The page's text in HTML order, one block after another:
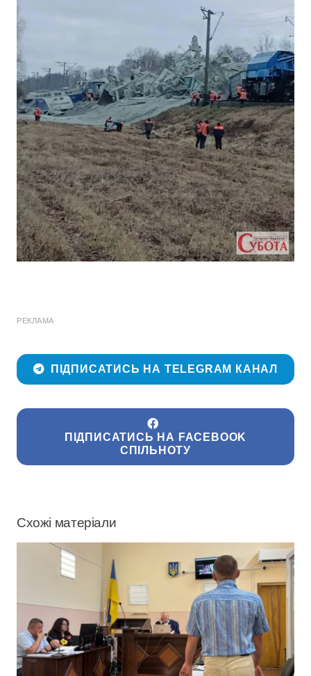
РЕКЛАМА
ПІДПИСАТИСЬ НА TELEGRAM КАНАЛ
ПІДПИСАТИСЬ НА FACEBOOK
СПІЛЬНОТУ
Схожі матеріали